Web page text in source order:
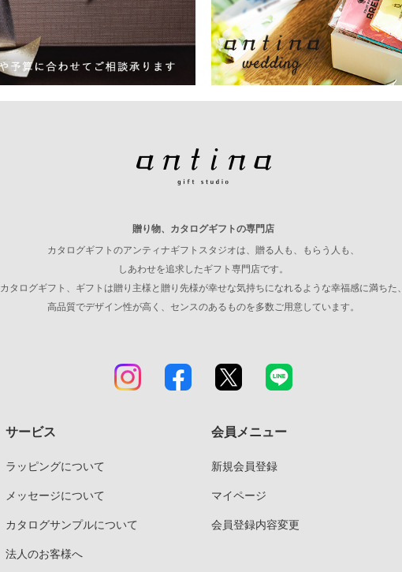
贈り物、カタログギフトの専門店
カタログギフトのアンティナギフトスタジオは、贈る人も、もらう人も、
しあわせを追求したギフト専門店です。
カタログギフト、ギフトは贈り主様と贈り先様が幸せな気持ちになれるような幸福感に満ちた、
高品質でデザイン性が高く、センスのあるものを多数ご用意しています。
サービス
ラッピングについて
メッセージについて
カタログサンプルについて
法人のお客様へ
会員メニュー
新規会員登録
マイページ
会員登録内容変更